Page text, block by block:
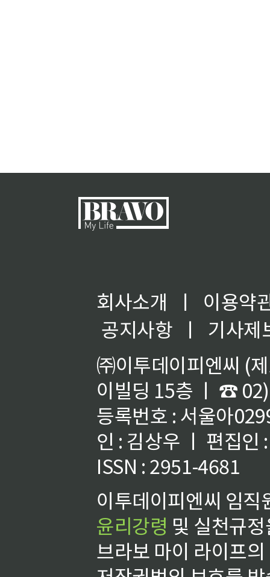
회사소개 ㅣ
이용약
공지사항
ㅣ
기사제
㈜이투데이피엔씨 (
이빌딩 15층 ㅣ ☎
등록번호 : 서울아
인 : 김상우 ㅣ 편집인
ISSN : 2951-4681
이투데이피엔씨 임
윤리강령 및 실천규
브라보 마이 라이프